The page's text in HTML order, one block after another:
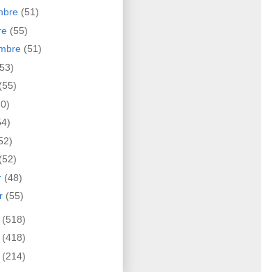
(51)
(55)
(51)
(55)
(52)
(48)
(55)
(518)
(418)
(214)